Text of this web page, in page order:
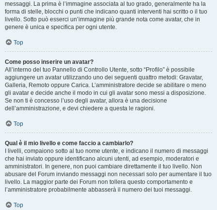
messaggi. La prima è l’immagine associata al tuo grado, generalmente ha la
forma di stelle, blocchi o punti che indicano quanti interventi hai scritto o il tuo
livello. Sotto può esserci un’immagine più grande nota come avatar, che in
genere è unica e specifica per ogni utente.
Top
Come posso inserire un avatar?
All’interno del tuo Pannello di Controllo Utente, sotto “Profilo” è possibile
aggiungere un avatar utilizzando uno dei seguenti quattro metodi: Gravatar,
Galleria, Remoto oppure Carica. L’amministratore decide se abilitare o meno
gli avatar e decide anche il modo in cui gli avatar sono messi a disposizione.
Se non ti è concesso l’uso degli avatar, allora è una decisione
dell’amministrazione, e devi chiedere a questa le ragioni.
Top
Qual è il mio livello e come faccio a cambiarlo?
I livelli, compaiono sotto al tuo nome utente, e indicano il numero di messaggi
che hai inviato oppure identificano alcuni utenti, ad esempio, moderatori e
amministratori. In genere, non puoi cambiare direttamente il tuo livello. Non
abusare del Forum inviando messaggi non necessari solo per aumentare il tuo
livello. La maggior parte dei Forum non tollera questo comportamento e
l’amministratore probabilmente abbasserà il numero dei tuoi messaggi.
Top